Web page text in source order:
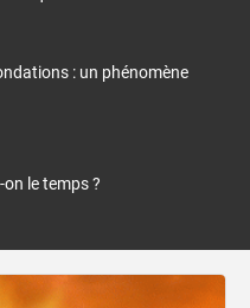
: un phénomène
le temps ?